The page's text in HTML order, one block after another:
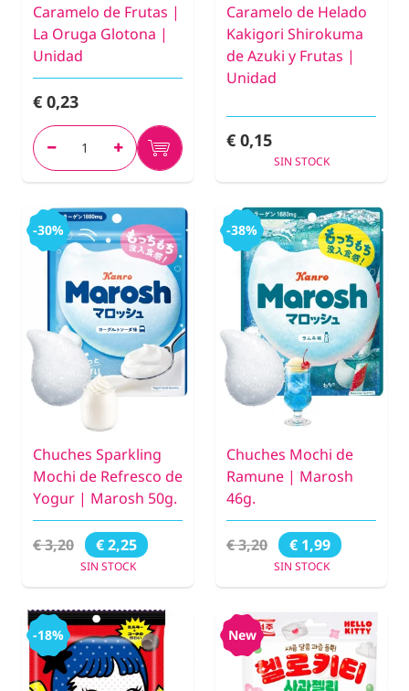
Caramelo de Frutas |
La Oruga Glotona |
Unidad
€ 0,23
Caramelo de Helado
Kakigori Shirokuma
de Azuki y Frutas |
Unidad
€ 0,15
SIN STOCK
-30%
Chuches Sparkling
Mochi de Refresco de
Yogur | Marosh 50g.
€ 3,20 € 2,25
SIN STOCK
-38%
Chuches Mochi de
Ramune | Marosh
46g.
€ 3,20 € 1,99
SIN STOCK
-18% New